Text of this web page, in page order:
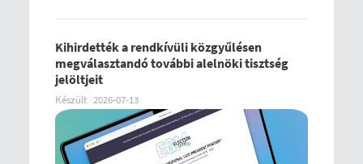
Kihirdették a rendkívüli közgyűlésen
megválasztandó további alelnöki tisztség
jelöltjeit
Készült 2026-07-13